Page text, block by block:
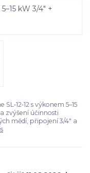
s výkonem 5–15
zvýšení účinnosti
mědí, připojení 3/4" a